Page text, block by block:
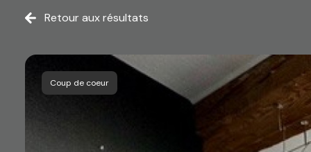
VENTES
ACTUALITÉS
Retour aux résultats
Coup de coeur